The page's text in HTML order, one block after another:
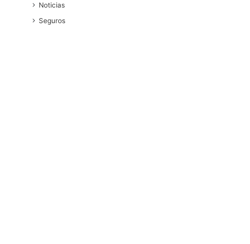
Noticias
Seguros